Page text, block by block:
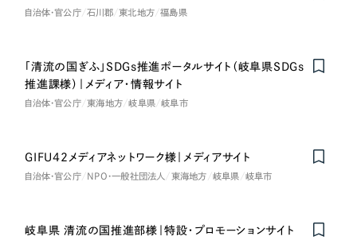
自治体・官公庁 石川郡 東北地方 福島県
「清流の国ぎふ」SDGs推進ポータルサイト（岐阜県SDGs
推進課様）｜メディア・情報サイト
自治体・官公庁 東海地方 岐阜県 岐阜市
GIFU42メディアネットワーク様｜メディアサイト
自治体・官公庁 NPO・一般社団法人 東海地方 岐阜県 岐阜市
岐阜県 清流の国推進部様｜特設・プロモーションサイト